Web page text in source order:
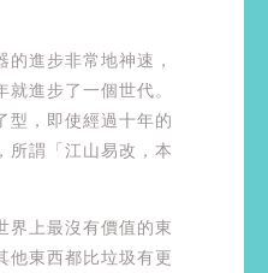
進步非常地神速，
進步了一個世代。
型，即使經過十年的
所謂「江山易改，本
界上最沒有價值的東
他東西都比垃圾有更